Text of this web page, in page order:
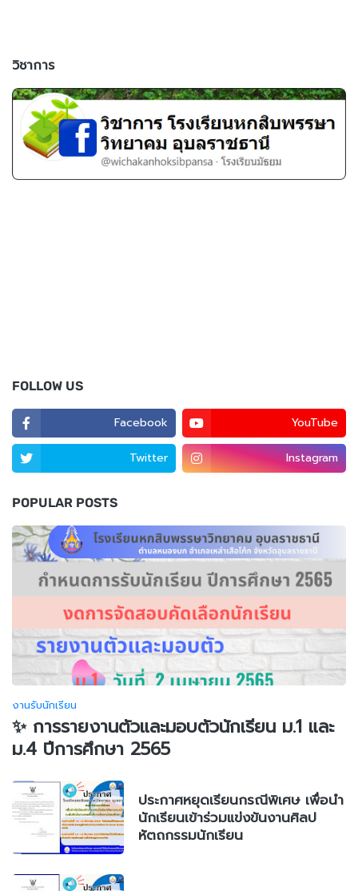
วิชาการ
FOLLOW US
Facebook YouTube
Twitter Instagram
POPULAR POSTS
งานรับนักเรียน
✨ การรายงานตัวและมอบตัวนักเรียน ม.1 และ
ม.4 ปีการศึกษา 2565
ประกาศหยุดเรียนกรณีพิเศษ เพื่อนำ
นักเรียนเข้าร่วมแข่งขันงานศิลป
หัตถกรรมนักเรียน